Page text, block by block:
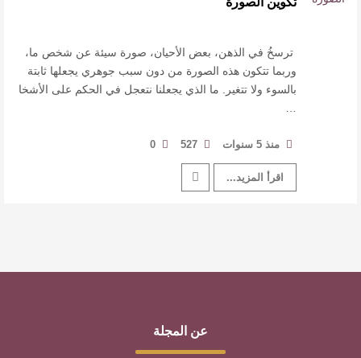
القيمة الأدبية بين استحقاق النص وسلطة الجائزة
​ اللون الأحمر وشاح سردية الأدب وسر رمزية
النصوص
ترسخُ في الذهن، بعض الأحيان، صورة سيئة عن شخص ما،
وربما تتكون هذه الصورة من دون سبب جوهري يجعلها ثابتة
بالسوء ولا تتغير. ما الذي يجعلنا نتعجل في الحكم على الأشخا
منذ 5 سنوات 527
0
اقرأ المزيد...
عن المجلة